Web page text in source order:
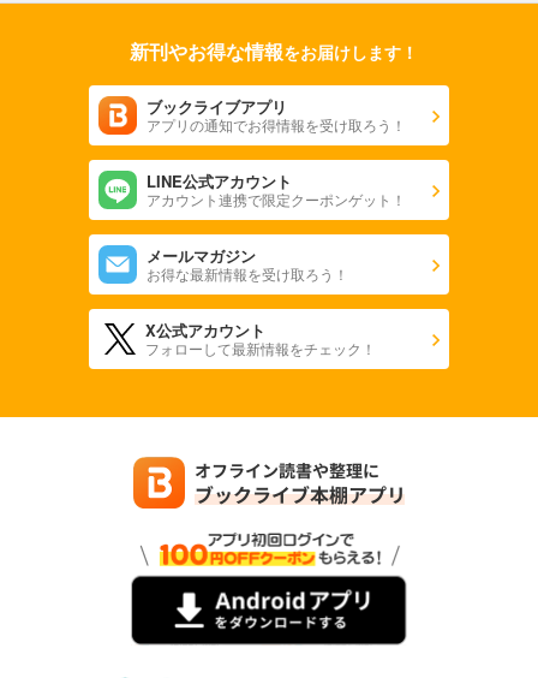
新刊やお得な情報をお届けします！
ブックライブアプリ
アプリの通知でお得情報を受け取ろう！
LINE公式アカウント
アカウント連携で限定クーポンゲット！
メールマガジン
お得な最新情報を受け取ろう！
X公式アカウント
フォローして最新情報をチェック！